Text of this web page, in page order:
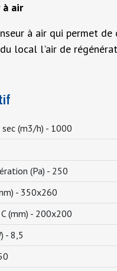
à air
à air qui permet
local l'air de
(m3/h) - 1000
(Pa) - 250
- 350x260
(mm) - 200x200
-8,5